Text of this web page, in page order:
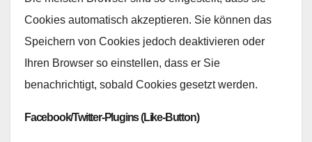
Cookies automatisch akzeptieren. Sie können das
Speichern von Cookies jedoch deaktivieren oder
Ihren Browser so einstellen, dass er Sie
benachrichtigt, sobald Cookies gesetzt werden.
Facebook/Twitter-Plugins (Like-Button)